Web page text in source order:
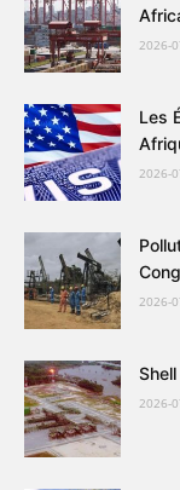
2026-
Les
2026-
2026-
2026-